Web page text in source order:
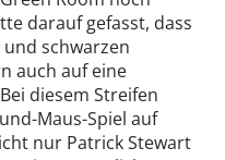
darauf gefasst, dass
schwarzen
auch auf eine
diesem Streifen
Maus-Spiel auf
nur Patrick Stewart